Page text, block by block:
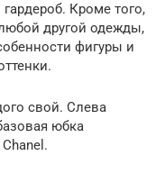
Кроме того,
другой одежды,
фигуры и
свой. Слева
юбка